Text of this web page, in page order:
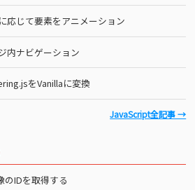
応じて要素をアニメーション
内ナビゲーション
をVanillaに変換
JavaScript全記事 →
のIDを取得する